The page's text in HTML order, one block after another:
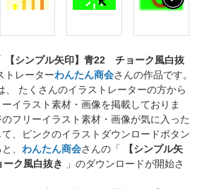
【シンプル矢印】青22 チョーク風白抜
トレーターわんたん商会さんの作品です。
、 たくさんのイラストレーターの方から
イラスト素材・画像を掲載しておりま
フリーイラスト素材・画像が気に入った
て、ピンクのイラストダウンロードボタン
、 わんたん商会さんの「
【シンプル矢
ク風白抜き
」のダウンロードが開始さ